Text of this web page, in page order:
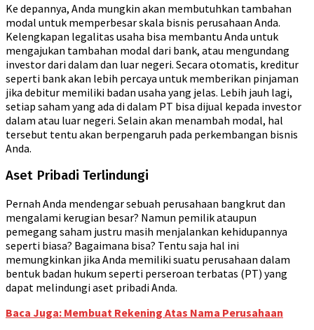
Ke depannya, Anda mungkin akan membutuhkan tambahan
modal untuk memperbesar skala bisnis perusahaan Anda.
Kelengkapan legalitas usaha bisa membantu Anda untuk
mengajukan tambahan modal dari bank, atau mengundang
investor dari dalam dan luar negeri. Secara otomatis, kreditur
seperti bank akan lebih percaya untuk memberikan pinjaman
jika debitur memiliki badan usaha yang jelas. Lebih jauh lagi,
setiap saham yang ada di dalam PT bisa dijual kepada investor
dalam atau luar negeri. Selain akan menambah modal, hal
tersebut tentu akan berpengaruh pada perkembangan bisnis
Anda.
Aset Pribadi Terlindungi
Pernah Anda mendengar sebuah perusahaan bangkrut dan
mengalami kerugian besar? Namun pemilik ataupun
pemegang saham justru masih menjalankan kehidupannya
seperti biasa? Bagaimana bisa? Tentu saja hal ini
memungkinkan jika Anda memiliki suatu perusahaan dalam
bentuk badan hukum seperti perseroan terbatas (PT) yang
dapat melindungi aset pribadi Anda.
Baca Juga: Membuat Rekening Atas Nama Perusahaan